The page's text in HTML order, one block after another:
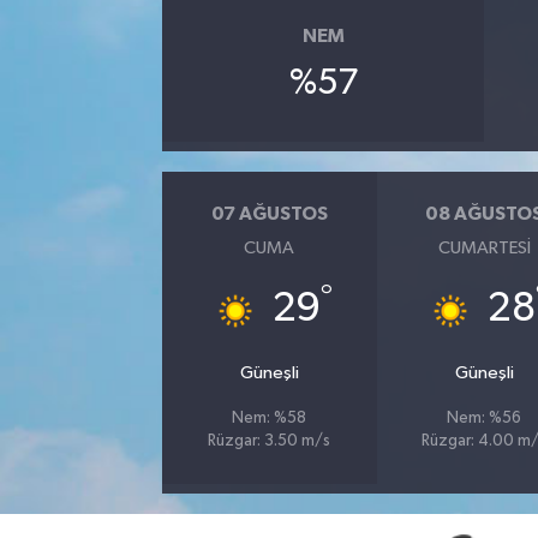
NEM
%57
07 AĞUSTOS
CUMA
29°
Güneşli
Nem: %58
Rüzgar: 3.50 m/s
08
CUMARTESI
28
Güneşli
Nem: %56
Rüzgar: 4.00
ÖZEL HABER